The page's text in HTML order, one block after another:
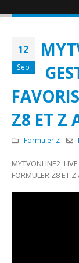
12
Sep
Z8 ET Z
Formuler Z
MYTVONLINE2
FORMULER Z8 ET Z